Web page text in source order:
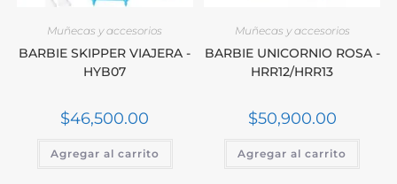
Muñecas y accesorios
BARBIE SKIPPER VIAJERA -
HYB07
$46,500.00
Agregar al carrito
Muñecas y accesorios
BARBIE UNICORNIO ROSA -
HRR12/HRR13
$50,900.00
Agregar al carrito